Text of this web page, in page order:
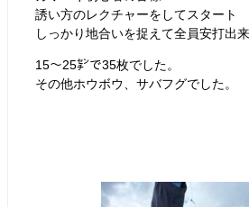
誘い方のレクチャーをしてスタート
しっかり地合いを捉えて全員安打出来
15〜25㌢で35枚でした。
その他ホウボウ、サバフグでした。